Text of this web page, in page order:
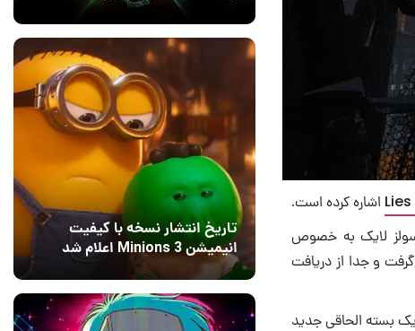
اشاره کرده است.
سولز لایک به خصوص
و جدا از دریافت
۸ در حال حاضر روی ساخت یک بسته الحاقی جدید
تاریخ انتشار نسخه با کیفیت
انیمیشن Minions 3 اعلام شد